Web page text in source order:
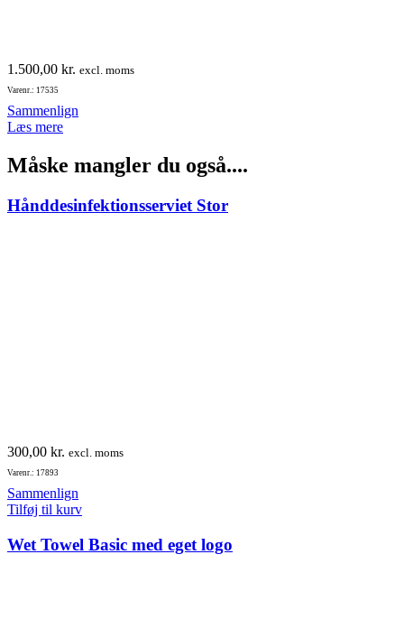
1.500,00 kr. excl. moms
Varenr.: 17535
Sammenlign
Læs mere
Måske mangler du også....
Hånddesinfektionsserviet Stor
300,00 kr. excl. moms
Varenr.: 17893
Sammenlign
Tilføj til kurv
Wet Towel Basic med eget logo